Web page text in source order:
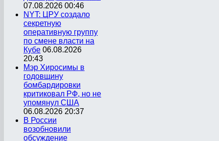
07.08.2026 00:46
NYT: ЦРУ создало
секретную
оперативную группу
по смене власти на
Кубе 06.08.2026
20:43
Мэр Хиросимы в
годовщину
бомбардировки
критиковал РФ, но не
упомянул США
06.08.2026 20:37
В России
возобновили
обсуждение